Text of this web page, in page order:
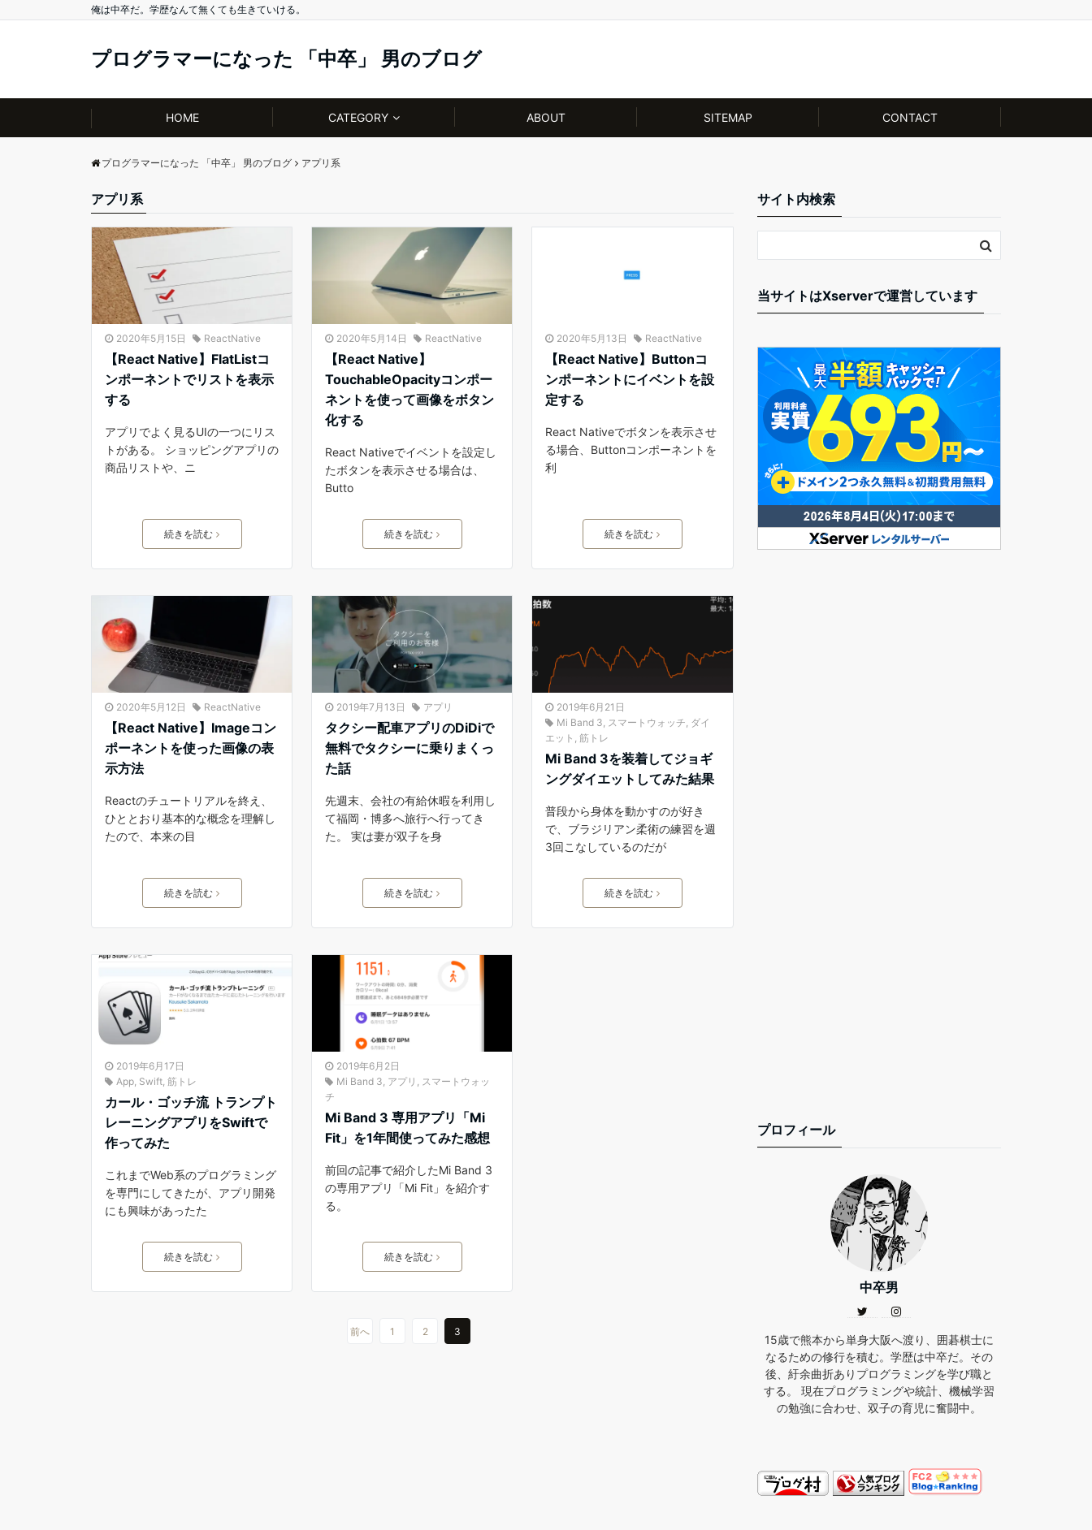
俺は中卒だ。学歴なんて無くても生きていける。
プログラマーになった 「中卒」 男のブログ
HOME CATEGORY ABOUT SITEMAP CONTACT
プログラマーになった 「中卒」 男のブログ アプリ系
アプリ系
2020年5月15日 ReactNative
【React Native】FlatListコ
ンポーネントでリストを表示
する
アプリでよく見るUIの一つにリス
トがある。 ショッピングアプリの
商品リストや、ニ
続きを読む
2020年5月14日 ReactNative
【React Native】
TouchableOpacityコンポー
ネントを使って画像をボタン
化する
React Nativeでイベントを設定し
たボタンを表示させる場合は、
Butto
続きを読む
2020年5月13日 ReactNative
【React Native】Buttonコ
ンポーネントにイベントを設
定する
React Nativeでボタンを表示させ
る場合、Buttonコンポーネントを
利
続きを読む
2020年5月12日 ReactNative
【React Native】Imageコン
ポーネントを使った画像の表
示方法
Reactのチュートリアルを終え、
ひととおり基本的な概念を理解し
たので、本来の目
続きを読む
2019年7月13日 アプリ
タクシー配車アプリのDiDiで
無料でタクシーに乗りまくっ
た話
先週末、会社の有給休暇を利用し
て福岡・博多へ旅行へ行ってき
た。 実は妻が双子を身
続きを読む
2019年6月21日
Mi Band 3 スマートウォッチ ダイ
エット ,筋トレ
Mi Band 3を装着してジョギ
ングダイエットしてみた結果
普段から身体を動かすのが好き
で、ブラジリアン柔術の練習を週
3回こなしているのだが
続きを読む
2019年6月17日
App Swift 筋トレ
カール・ゴッチ流 トランプト
レーニングアプリをSwiftで
作ってみた
これまでWeb系のプログラミング
を専門にしてきたが、アプリ開発
にも興味があったた
続きを読む
2019年6月2日
Mi Band 3 アプリ
スマートウォッ
チ
Mi Band 3 専用アプリ「Mi
Fit」を1年間使ってみた感想
前回の記事で紹介したMi Band 3
の専用アプリ「Mi Fit」を紹介す
る。
続きを読む
前へ 1 2 3
サイト内検索
当サイトはXserverで運営しています
プロフィール
中卒男
15歳で熊本から単身大阪へ渡り、囲碁棋士に
なるための修行を積む。学歴は中卒だ。その
後、紆余曲折ありプログラミングを学び職と
する。 現在プログラミングや統計、機械学習
の勉強に合わせ、双子の育児に奮闘中。